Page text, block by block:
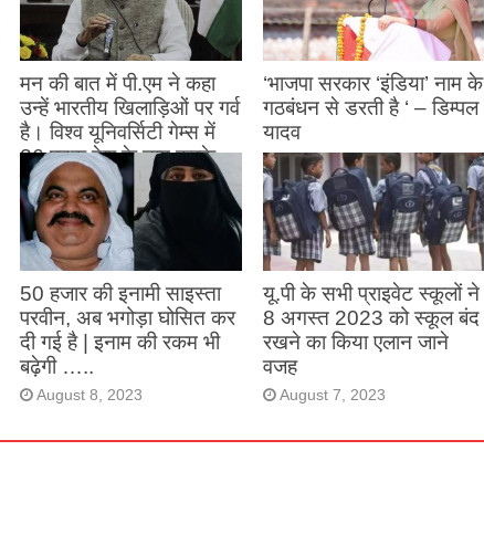
मन की बात में पी.एम ने कहा
उन्हें भारतीय खिलाड़िओं पर गर्व
है। विश्व यूनिवर्सिटी गेम्स में
26 पदक देश के नाम करके
उन्होंने देश का नाम रोशन किया
है
August 27, 2023
‘भाजपा सरकार ‘इंडिया’ नाम के
गठबंधन से डरती है ‘ – डिम्पल
यादव
August 26, 2023
50 हजार की इनामी साइस्ता
परवीन, अब भगोड़ा घोसित कर
दी गई है | इनाम की रकम भी
बढ़ेगी …..
August 8, 2023
यू.पी के सभी प्राइवेट स्कूलों ने
8 अगस्त 2023 को स्कूल बंद
रखने का किया एलान जाने
वजह
August 7, 2023